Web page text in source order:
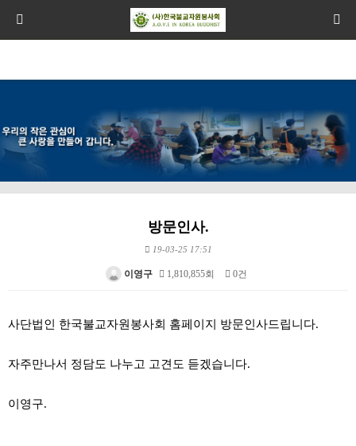
방문인사.
19-03-25 17:51
이영구 1,810,855회 0건
사단법인 한국불교자원봉사회 홈페이지 방문인사드립니다.
자주만나서 정담도 나누고 고견도 듣겠습니다.
이영구.